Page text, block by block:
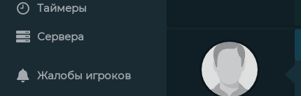
Таймеры
Сервера
Жалобы игроков